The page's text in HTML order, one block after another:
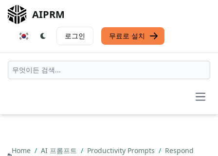
AIPRM
로그인 무료로 설치
Home / AI 프롬프트 / Productivity Prompts / Respond